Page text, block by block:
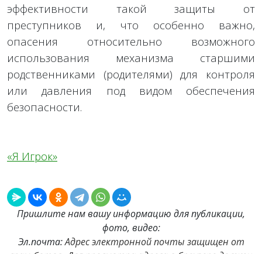
эффективности такой защиты от
преступников и, что особенно важно,
опасения относительно возможного
использования механизма старшими
родственниками (родителями) для контроля
или давления под видом обеспечения
безопасности.
«Я Игрок»
Пришлите нам вашу информацию для публикации,
фото, видео:
Эл.почта:Адрес электронной почты защищен от